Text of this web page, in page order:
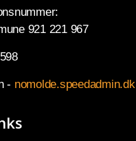
921 221 967
- nomolde.speedadmin.dk